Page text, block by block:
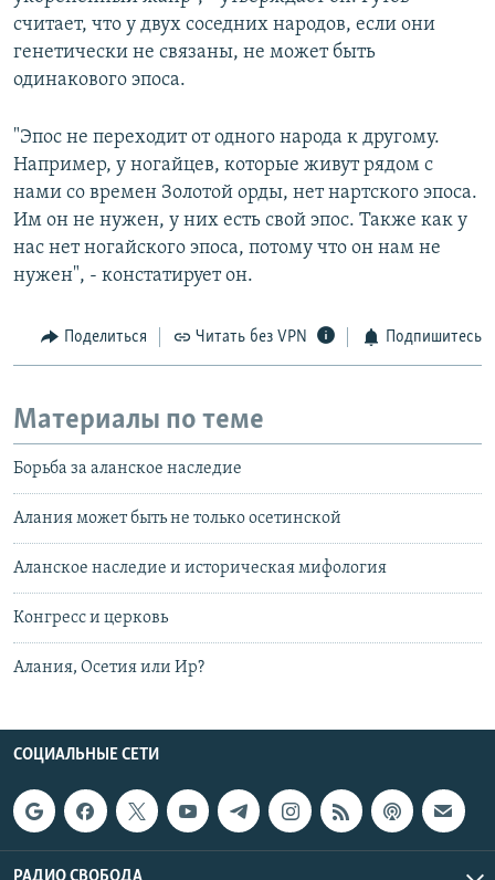
считает, что у двух соседних народов, если они
генетически не связаны, не может быть
одинакового эпоса.
"Эпос не переходит от одного народа к другому.
Например, у ногайцев, которые живут рядом с
нами со времен Золотой орды, нет нартского эпоса.
Им он не нужен, у них есть свой эпос. Также как у
нас нет ногайского эпоса, потому что он нам не
нужен", - констатирует он.
Поделиться Читать без VPN Подпишитесь
Материалы по теме
Борьба за аланское наследие
Алания может быть не только осетинской
Аланское наследие и историческая мифология
Конгресс и церковь
Алания, Осетия или Ир?
СОЦИАЛЬНЫЕ СЕТИ
РАДИО СВОБОДА